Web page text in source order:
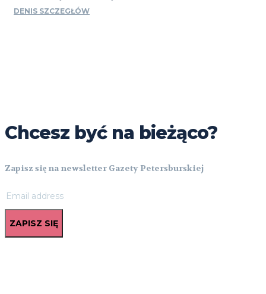
DENIS SZCZEGŁÓW
Chcesz być na bieżąco?
Zapisz się na newsletter Gazety Petersburskiej
ZAPISZ SIĘ